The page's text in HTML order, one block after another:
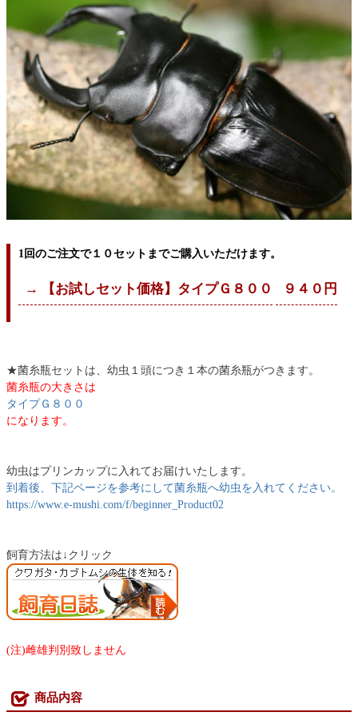
1回のご注文で１０セットまでご購入いただけます。
→ 【お試しセット価格】タイプＧ８００ ９４０円
★菌糸瓶セットは、幼虫１頭につき１本の菌糸瓶がつきます。
菌糸瓶の大きさは
タイプＧ８００
になります。
幼虫はプリンカップに入れてお届けいたします。
到着後、下記ページを参考にして菌糸瓶へ幼虫を入れてください。
https://www.e-mushi.com/f/beginner_Product02
飼育方法は↓クリック
(注)雌雄判別致しません
商品内容